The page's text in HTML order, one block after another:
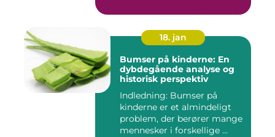
18. jan
Bumser på kinderne: En
dybdegående analyse og
historisk perspektiv
Indledning: Bumser på
kinderne er et almindeligt
problem, der berører mange
mennesker i forskellige ...